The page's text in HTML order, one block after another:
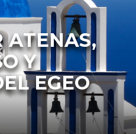
ATENAS,
Y
EGEO